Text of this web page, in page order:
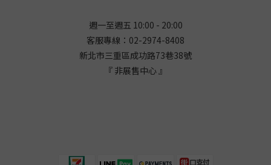
週一至週五 10:00 - 20:00
客服專線：02-2974-8408
新北市三重區成功路73巷38號
『 非展售中心 』